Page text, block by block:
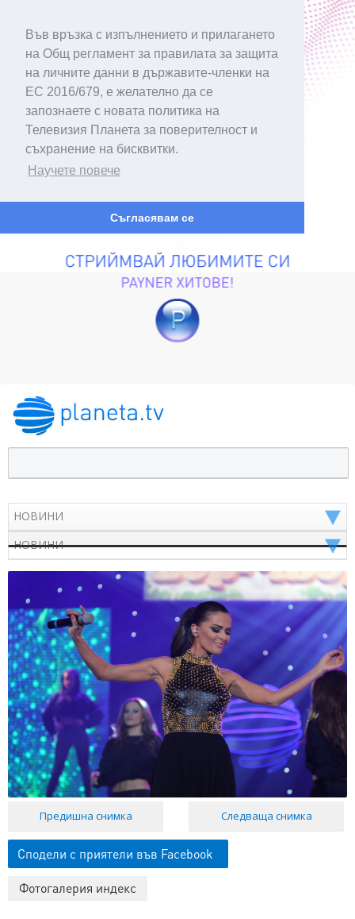
Във връзка с изпълнението и прилагането
на Общ регламент за правилата за защита
на личните данни в държавите-членки на
ЕС 2016/679, е желателно да се
запознаете с новата политика на
Телевизия Планета за поверителност и
съхранение на бисквитки.
Научете повече
Съгласявам се
Предишна снимка Следваща снимка
Сподели с приятели във Facebook
Фотогалерия индекс